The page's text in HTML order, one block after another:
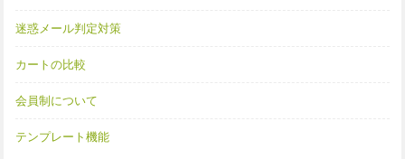
迷惑メール判定対策
カートの比較
会員制について
テンプレート機能